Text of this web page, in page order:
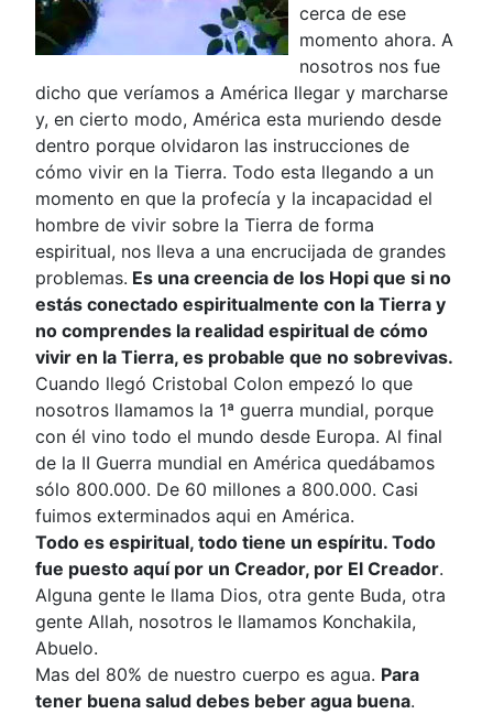
cerca de ese
momento ahora. A
nosotros nos fue
dicho que veríamos a América llegar y marcharse
y, en cierto modo, América esta muriendo desde
dentro porque olvidaron las instrucciones de
cómo vivir en la Tierra. Todo esta llegando a un
momento en que la profecía y la incapacidad el
hombre de vivir sobre la Tierra de forma
espiritual, nos lleva a una encrucijada de grandes
problemas. Es una creencia de los Hopi que si no
estás conectado espiritualmente con la Tierra y
no comprendes la realidad espiritual de cómo
vivir en la Tierra, es probable que no sobrevivas.
Cuando llegó Cristobal Colon empezó lo que
nosotros llamamos la 1ª guerra mundial, porque
con él vino todo el mundo desde Europa. Al final
de la II Guerra mundial en América quedábamos
sólo 800.000. De 60 millones a 800.000. Casi
fuimos exterminados aqui en América.
Todo es espiritual, todo tiene un espíritu. Todo
fue puesto aquí por un Creador, por El Creador.
Alguna gente le llama Dios, otra gente Buda, otra
gente Allah, nosotros le llamamos Konchakila,
Abuelo.
Mas del 80% de nuestro cuerpo es agua. Para
tener buena salud debes beber agua buena.